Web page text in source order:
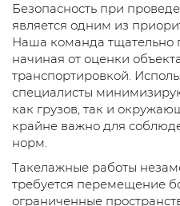
Безопасность при
является одним из
Наша команда тщательно
начиная от оценки
транспортировкой.
специалисты
как грузов, так и
крайне важно для
норм.
Такелажные работы
требуется перемещение
ограниченные